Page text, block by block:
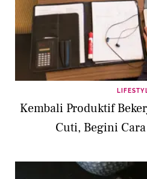
Kembali Produktif
Cuti, Begini